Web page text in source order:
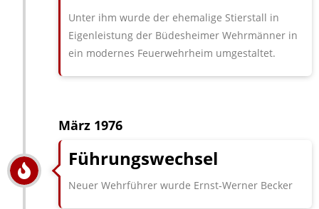
Unter ihm wurde der ehemalige Stierstall in
Eigenleistung der Büdesheimer Wehrmänner in
ein modernes Feuerwehrheim umgestaltet.
März 1976
Führungswechsel
Neuer Wehrführer wurde Ernst‑Werner Becker